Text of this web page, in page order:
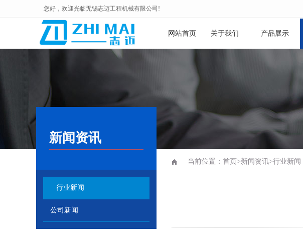
您好，欢迎光临无锡志迈工程机械有限公司!
网站首页 关于我们 产品展示
新闻资讯
行业新闻
公司新闻
当前位置： 首页 >新闻资讯>行业新闻